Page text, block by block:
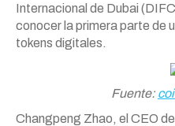
Internacional de Dubai
conocer la primera parte de
tokens digitales.
Fuente:
Changpeng Zhao, el CEO